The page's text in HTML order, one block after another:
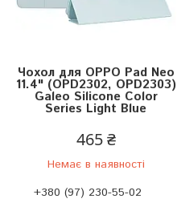
Чохол для OPPO Pad Neo
11.4" (OPD2302, OPD2303)
Galeo Silicone Color
Series Light Blue
465 ₴
Немає в наявності
+380 (97) 230-55-02